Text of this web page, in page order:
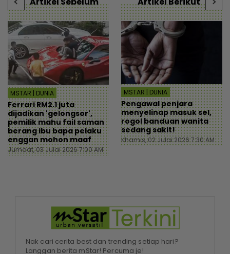
MSTAR | DUNIA
Ferrari RM2.1 juta
dijadikan 'gelongsor',
pemilik mahu fail saman
berang ibu bapa pelaku
enggan mohon maaf
Jumaat, 03 Julai 2026 7:00 AM
MSTAR | DUNIA
Pengawal penjara
menyelinap masuk sel,
rogol banduan wanita
sedang sakit!
Khamis, 02 Julai 2026 7:30 AM
Nak cari cerita best dan trending setiap hari?
Langgan berita mStar! Percuma je!